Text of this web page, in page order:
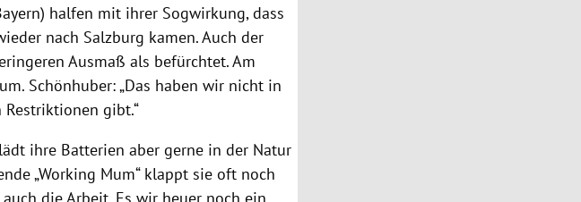
halfen mit ihrer Sogwirkung, dass
nach Salzburg kamen. Auch der
Ausmaß als befürchtet. Am
Schönhuber: „Das haben wir nicht in
gibt.“
ihre Batterien aber gerne in der Natur
„Working Mum“ klappt sie oft noch
die Arbeit. Es wir heuer noch ein